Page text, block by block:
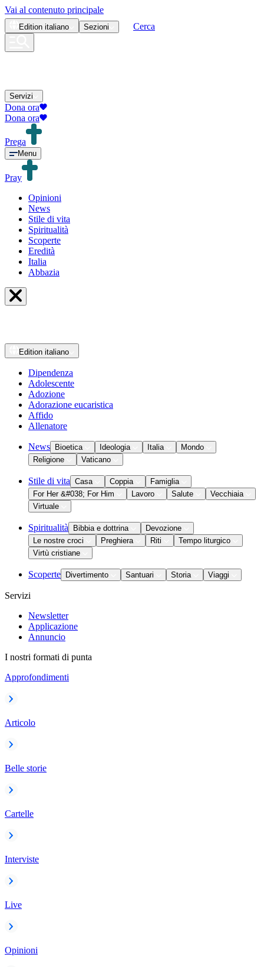
Vai al contenuto principale
Edition italiano Sezioni Cerca
Servizi
Dona ora
Dona ora
Prega
Menu
Pray
Opinioni
News
Stile di vita
Spiritualità
Scoperte
Eredità
Italia
Abbazia
Edition italiano
Dipendenza
Adolescente
Adozione
Adorazione eucaristica
Affido
Allenatore
News Bioetica Ideologia Italia
Mondo
Religione
Vaticano
Stile di vita Casa Coppia
Famiglia
For Her &#038; For Him
Lavoro Salute
Vecchiaia
Virtuale
Spiritualità Bibbia e dottrina
Devozione
Le nostre croci
Preghiera Riti
Tempo liturgico
Virtù cristiane
Scoperte Divertimento Santuari Storia Viaggi
Servizi
Newsletter
Applicazione
Annuncio
I nostri formati di punta
Approfondimenti
Articolo
Belle storie
Cartelle
Interviste
Live
Opinioni